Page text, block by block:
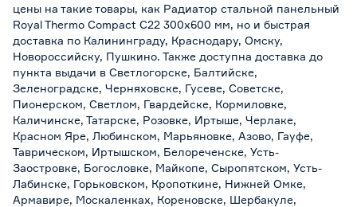
цены на такие товары, как Радиатор стальной панельный
Royal Thermo Compact C22 300х600 мм, но и быстрая
доставка по Калининграду, Краснодару, Омску,
Новороссийску, Пушкино. Также доступна доставка до
пункта выдачи в Светлогорске, Балтийске,
Зеленоградске, Черняховске, Гусеве, Советске,
Пионерском, Светлом, Гвардейске, Кормиловке,
Каличинске, Татарске, Розовке, Иртыше, Черлаке,
Красном Яре, Любинском, Марьяновке, Азово, Гауфе,
Таврическом, Иртышском, Белореченске, Усть-
Заостровке, Богословке, Майкопе, Сыропятском, Усть-
Лабинске, Горьковском, Кропоткине, Нижней Омке,
Армавире, Москаленках, Кореновске, Шербакуле,